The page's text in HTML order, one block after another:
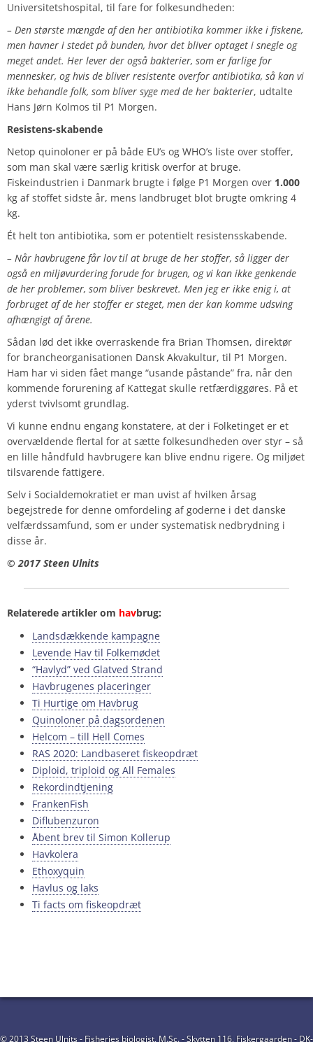
Universitetshospital, til fare for folkesundheden:
– Den største mængde af den her antibiotika kommer ikke i fiskene,
men havner i stedet på bunden, hvor det bliver optaget i snegle og
meget andet. Her lever der også bakterier, som er farlige for
mennesker, og hvis de bliver resistente overfor antibiotika, så kan vi
ikke behandle folk, som bliver syge med de her bakterier, udtalte
Hans Jørn Kolmos til P1 Morgen.
Resistens-skabende
Netop quinoloner er på både EU’s og WHO’s liste over stoffer,
som man skal være særlig kritisk overfor at bruge.
Fiskeindustrien i Danmark brugte i følge P1 Morgen over 1.000
kg af stoffet sidste år, mens landbruget blot brugte omkring 4
kg.
Ét helt ton antibiotika, som er potentielt resistensskabende.
– Når havbrugene får lov til at bruge de her stoffer, så ligger der
også en miljøvurdering forude for brugen, og vi kan ikke genkende
de her problemer, som bliver beskrevet. Men jeg er ikke enig i, at
forbruget af de her stoffer er steget, men der kan komme udsving
afhængigt af årene.
Sådan lød det ikke overraskende fra Brian Thomsen, direktør
for brancheorganisationen Dansk Akvakultur, til P1 Morgen.
Ham har vi siden fået mange “usande påstande” fra, når den
kommende forurening af Kattegat skulle retfærdiggøres. På et
yderst tvivlsomt grundlag.
Vi kunne endnu engang konstatere, at der i Folketinget er et
overvældende flertal for at sætte folkesundheden over styr – så
en lille håndfuld havbrugere kan blive endnu rigere. Og miljøet
tilsvarende fattigere.
Selv i Socialdemokratiet er man uvist af hvilken årsag
begejstrede for denne omfordeling af goderne i det danske
velfærdssamfund, som er under systematisk nedbrydning i
disse år.
© 2017 Steen Ulnits
Relaterede artikler om havbrug:
Landsdækkende kampagne
Levende Hav til Folkemødet
“Havlyd” ved Glatved Strand
Havbrugenes placeringer
Ti Hurtige om Havbrug
Quinoloner på dagsordenen
Helcom – till Hell Comes
RAS 2020: Landbaseret fiskeopdræt
Diploid, triploid og All Females
Rekordindtjening
FrankenFish
Diflubenzuron
Åbent brev til Simon Kollerup
Havkolera
Ethoxyquin
Havlus og laks
Ti facts om fiskeopdræt
© 2013 Steen Ulnits - Fisheries biologist, M.Sc. - Skytten 116, Fiskergaarden - DK-